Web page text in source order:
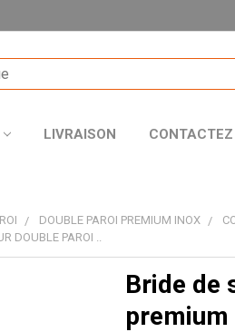
LIVRAISON
DOUBLE PAROI PREMIUM INOX
DOUBLE PAROI ..
Bride de